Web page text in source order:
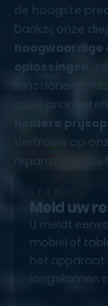
de hoogste
Dankzij onze
hoogwaardige
oplossingen
,
functioneert.
onze
heldere
Vertrouw op
STAP 1
Meld uw
U meldt
mobiel of
het apparaat
langskomen